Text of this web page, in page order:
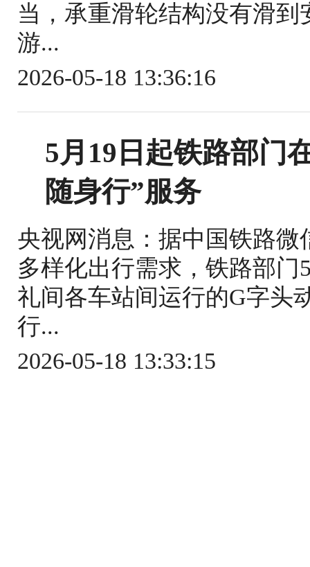
当，承重滑轮结构没有滑
游...
2026-05-18 13:36:16
5月19日起铁路部门
随身行”服务
央视网消息：据中国铁路
多样化出行需求，铁路部门
礼间各车站间运行的G字头
行...
2026-05-18 13:33:15